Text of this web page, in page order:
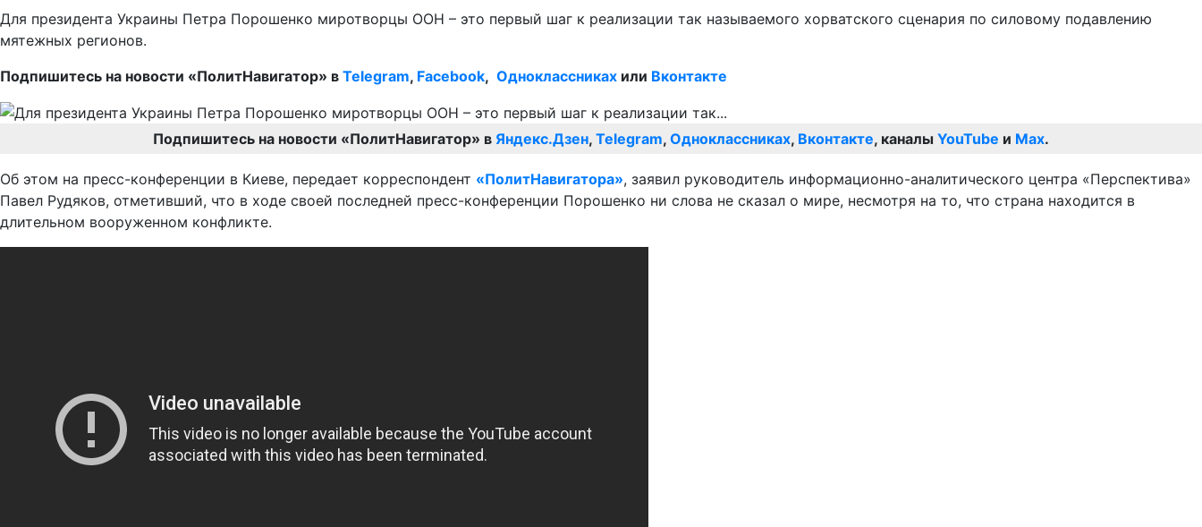
Для президента Украины Петра Порошенко миротворцы ООН – это первый шаг к реализации так называемого хорватского сценария по силовому подавлению
мятежных регионов.
Подпишитесь на новости «ПолитНавигатор» в Telegram, Facebook, Одноклассниках или Вконтакте
Подпишитесь на новости «ПолитНавигатор» в Яндекс.Дзен, Telegram, Одноклассниках, Вконтакте, каналы YouTube и Max.
Об этом на пресс-конференции в Киеве, передает корреспондент «ПолитНавигатора», заявил руководитель информационно-аналитического центра «Перспектива»
Павел Рудяков, отметивший, что в ходе своей последней пресс-конференции Порошенко ни слова не сказал о мире, несмотря на то, что страна находится в
длительном вооруженном конфликте.